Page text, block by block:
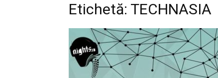
Etichetă: TECHNASIA